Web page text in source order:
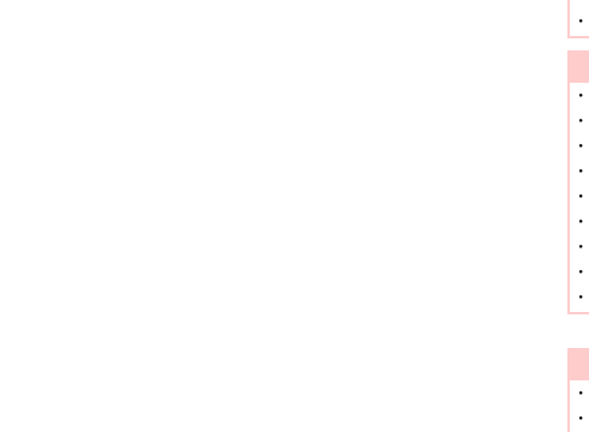
・
・
・
・
・
・
・
・
・
・
・
・